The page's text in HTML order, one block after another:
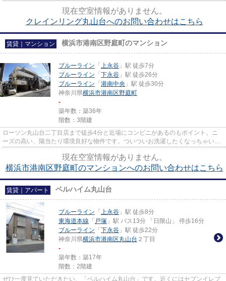
現在空室情報がありません。
クレインリング丸山台へのお問い合わせはこちら
賃貸｜マンション 横浜市港南区野庭町のマンション
ブルーライン 「 上永谷 」駅 徒歩7分
ブルーライン 「 下永谷 」駅 徒歩26分
ブルーライン 「 港南中央 」駅 徒歩30分
神奈川県横浜市港南区野庭町
-
築年数：築36年
階数：3階建
ローソン丸山台二丁目店まで徒歩4分と近場にコンビニがあるのもポイント。ニ
ーズの高い、陽当たり環境良好な物件です。ついついお洗濯したくなっちゃいま
現在空室情報がありません。
横浜市港南区野庭町のマンションへのお問い合わせはこちら
賃貸｜アパート ベルハイム丸山台
ブルーライン 「 上永谷 」駅 徒歩8分
東海道本線 「 戸塚 」駅 バス13分 「日限山」 停歩16分
ブルーライン 「 下永谷 」駅 徒歩22分
神奈川県横浜市港南区丸山台 ２丁目
-
築年数：築17年
階数：2階建
ぜひ一度見ていただきたい、「ベルハイム丸山台」です。近くにはセブンイレブ